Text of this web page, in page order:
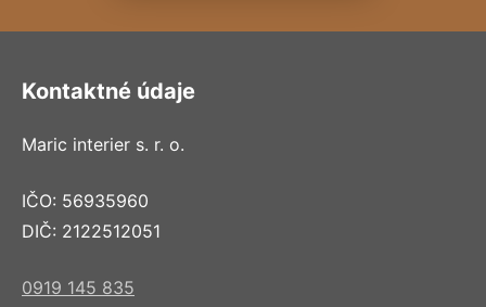
Kontaktné údaje
Maric interier s. r. o.
IČO: 56935960
DIČ: 2122512051
0919 145 835